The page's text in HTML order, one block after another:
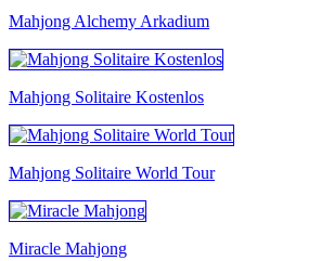
Mahjong Alchemy Arkadium
Mahjong Solitaire Kostenlos
Mahjong Solitaire World Tour
Miracle Mahjong